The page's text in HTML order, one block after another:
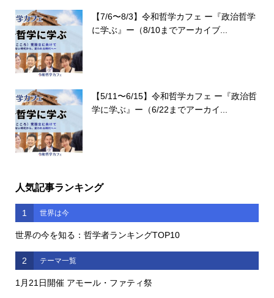
【7/6〜8/3】令和哲学カフェ ー『政治哲学
に学ぶ』ー（8/10までアーカイブ...
【5/11〜6/15】令和哲学カフェ ー『政治哲
学に学ぶ』ー（6/22までアーカイ...
人気記事ランキング
1 世界は今
世界の今を知る：哲学者ランキングTOP10
2 テーマ一覧
1月21日開催 アモール・ファティ祭